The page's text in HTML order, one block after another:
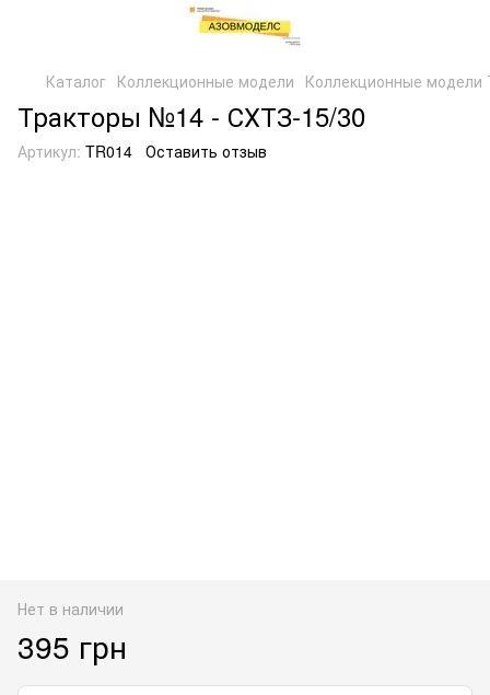
Каталог Коллекционные модели Коллекционные
Тракторы №14 - СХТЗ-15/30
Артикул: TR014 Оставить отзыв
Нет в наличии
395 грн